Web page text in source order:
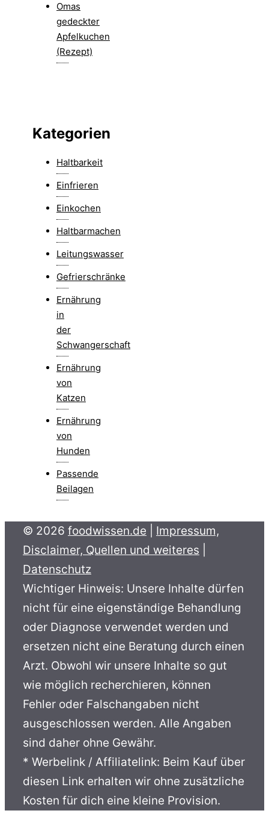
Omas
gedeckter
Apfelkuchen
(Rezept)
Kategorien
Haltbarkeit
Einfrieren
Einkochen
Haltbarmachen
Leitungswasser
Gefrierschränke
Ernährung
in
der
Schwangerschaft
Ernährung
von
Katzen
Ernährung
von
Hunden
Passende
Beilagen
© 2026 foodwissen.de
Impressum,
Disclaimer, Quellen und weiteres
Datenschutz
Wichtiger Hinweis: Unsere Inhalte dürfen
nicht für eine eigenständige Behandlung
oder Diagnose verwendet werden und
ersetzen nicht eine Beratung durch einen
Arzt. Obwohl wir unsere Inhalte so gut
wie möglich recherchieren, können
Fehler oder Falschangaben nicht
ausgeschlossen werden. Alle Angaben
sind daher ohne Gewähr.
* Werbelink / Affiliatelink: Beim Kauf über
diesen Link erhalten wir ohne zusätzliche
Kosten für dich eine kleine Provision.